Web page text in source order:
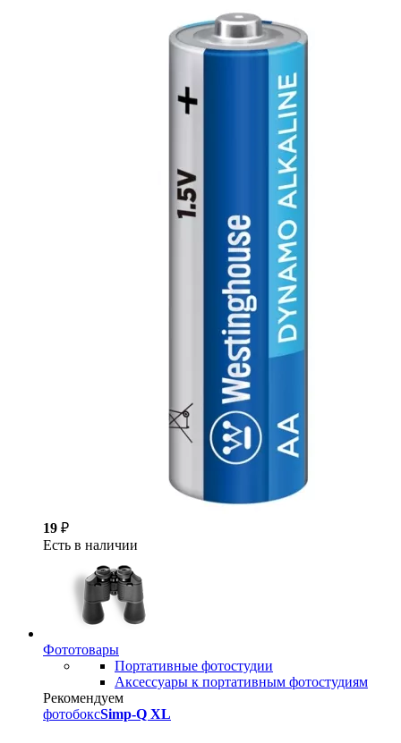
19 ₽
Есть в наличии
Фототовары
Портативные фотостудии
Аксессуары к портативным фотостудиям
Рекомендуем
фотобоксSimp-Q XL